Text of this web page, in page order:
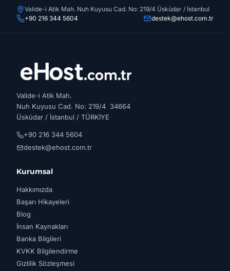
Valide-i Atik Mah. Nuh Kuyusu Cad. No: 219/4 Üsküdar / İstanbul
+90 216 344 5604
destek@ehost.com.tr
Valide-i Atik Mah.
Nuh Kuyusu Cad. No: 219/4 34664
Üsküdar / İstanbul / TÜRKİYE
+90 216 344 5604
destek@ehost.com.tr
Kurumsal
Hakkımızda
Başarı Hikayeleri
Blog
İnsan Kaynakları
Banka Bilgileri
KVKK Bilgilendirme
Gizlilik Sözleşmesi